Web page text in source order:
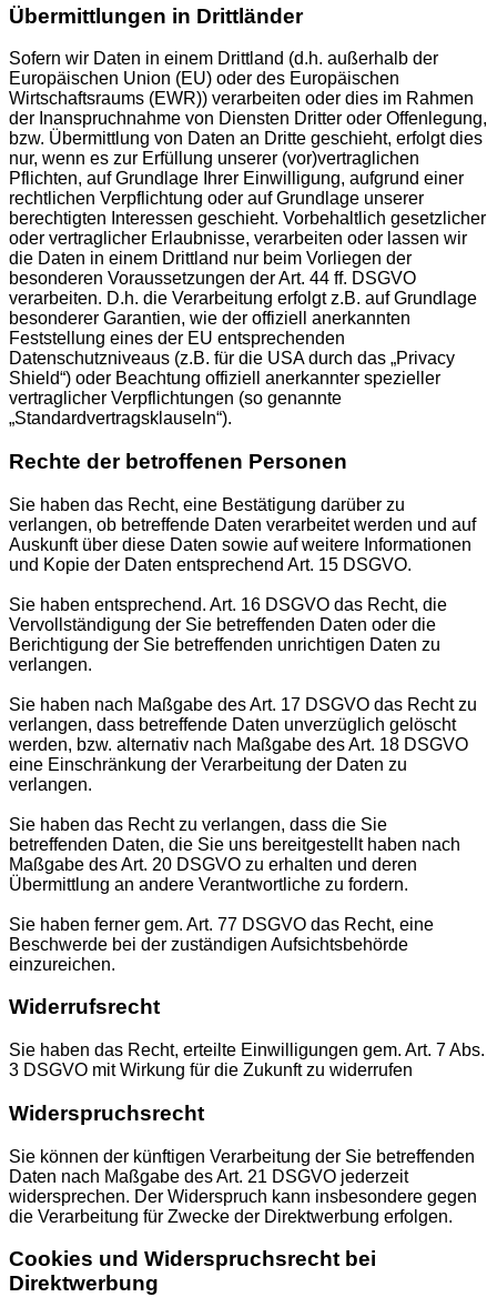
Übermittlungen in Drittländer
Sofern wir Daten in einem Drittland (d.h. außerhalb der
Europäischen Union (EU) oder des Europäischen
Wirtschaftsraums (EWR)) verarbeiten oder dies im Rahmen
der Inanspruchnahme von Diensten Dritter oder Offenlegung,
bzw. Übermittlung von Daten an Dritte geschieht, erfolgt dies
nur, wenn es zur Erfüllung unserer (vor)vertraglichen
Pflichten, auf Grundlage Ihrer Einwilligung, aufgrund einer
rechtlichen Verpflichtung oder auf Grundlage unserer
berechtigten Interessen geschieht. Vorbehaltlich gesetzlicher
oder vertraglicher Erlaubnisse, verarbeiten oder lassen wir
die Daten in einem Drittland nur beim Vorliegen der
besonderen Voraussetzungen der Art. 44 ff. DSGVO
verarbeiten. D.h. die Verarbeitung erfolgt z.B. auf Grundlage
besonderer Garantien, wie der offiziell anerkannten
Feststellung eines der EU entsprechenden
Datenschutzniveaus (z.B. für die USA durch das „Privacy
Shield“) oder Beachtung offiziell anerkannter spezieller
vertraglicher Verpflichtungen (so genannte
„Standardvertragsklauseln“).
Rechte der betroffenen Personen
Sie haben das Recht, eine Bestätigung darüber zu
verlangen, ob betreffende Daten verarbeitet werden und auf
Auskunft über diese Daten sowie auf weitere Informationen
und Kopie der Daten entsprechend Art. 15 DSGVO.
Sie haben entsprechend. Art. 16 DSGVO das Recht, die
Vervollständigung der Sie betreffenden Daten oder die
Berichtigung der Sie betreffenden unrichtigen Daten zu
verlangen.
Sie haben nach Maßgabe des Art. 17 DSGVO das Recht zu
verlangen, dass betreffende Daten unverzüglich gelöscht
werden, bzw. alternativ nach Maßgabe des Art. 18 DSGVO
eine Einschränkung der Verarbeitung der Daten zu
verlangen.
Sie haben das Recht zu verlangen, dass die Sie
betreffenden Daten, die Sie uns bereitgestellt haben nach
Maßgabe des Art. 20 DSGVO zu erhalten und deren
Übermittlung an andere Verantwortliche zu fordern.
Sie haben ferner gem. Art. 77 DSGVO das Recht, eine
Beschwerde bei der zuständigen Aufsichtsbehörde
einzureichen.
Widerrufsrecht
Sie haben das Recht, erteilte Einwilligungen gem. Art. 7 Abs.
3 DSGVO mit Wirkung für die Zukunft zu widerrufen
Widerspruchsrecht
Sie können der künftigen Verarbeitung der Sie betreffenden
Daten nach Maßgabe des Art. 21 DSGVO jederzeit
widersprechen. Der Widerspruch kann insbesondere gegen
die Verarbeitung für Zwecke der Direktwerbung erfolgen.
Cookies und Widerspruchsrecht bei
Direktwerbung